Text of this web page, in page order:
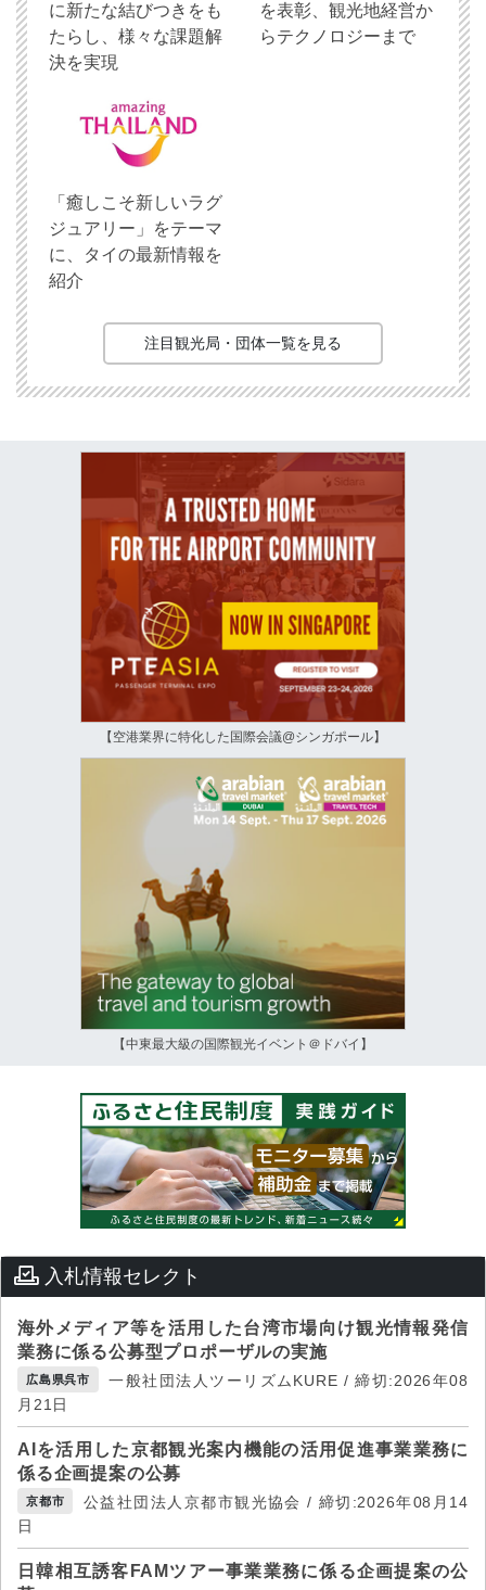
に新たな結びつきをも
たらし、様々な課題解
決を実現
を表彰、観光地経営か
らテクノロジーまで
「癒しこそ新しいラグ
ジュアリー」をテーマ
に、タイの最新情報を
紹介
注目観光局・団体一覧を見る
【空港業界に特化した国際会議@シンガポール】
【中東最大級の国際観光イベント＠ドバイ】
入札情報セレクト
海外メディア等を活用した台湾市場向け観光情報発信
業務に係る公募型プロポーザルの実施
広島県呉市
一般社団法人ツーリズムKURE / 締切:2026年08
月21日
AIを活用した京都観光案内機能の活用促進事業業務に
係る企画提案の公募
京都市
公益社団法人京都市観光協会 / 締切:2026年08月14
日
日韓相互誘客FAMツアー事業業務に係る企画提案の公